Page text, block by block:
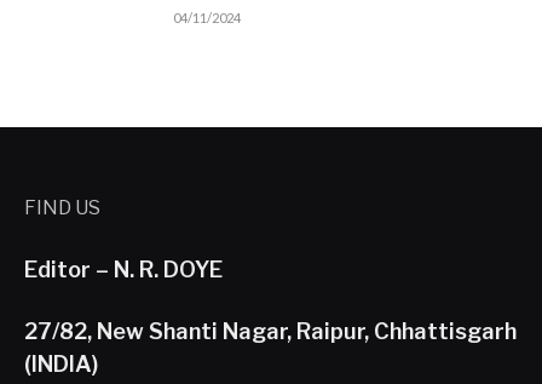
04/11/2024
FIND US
Editor – N. R. DOYE
27/82, New Shanti Nagar, Raipur, Chhattisgarh
(INDIA)